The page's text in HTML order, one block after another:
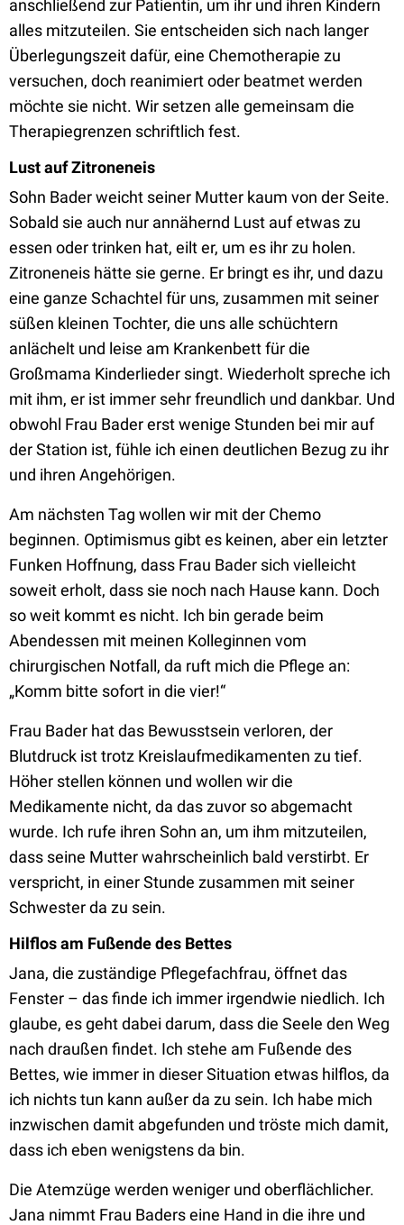
anschließend zur Patientin, um ihr und ihren Kindern
alles mitzuteilen. Sie entscheiden sich nach langer
Überlegungszeit dafür, eine Chemotherapie zu
versuchen, doch reanimiert oder beatmet werden
möchte sie nicht. Wir setzen alle gemeinsam die
Therapiegrenzen schriftlich fest.
Lust auf Zitroneneis
Sohn Bader weicht seiner Mutter kaum von der Seite.
Sobald sie auch nur annähernd Lust auf etwas zu
essen oder trinken hat, eilt er, um es ihr zu holen.
Zitroneneis hätte sie gerne. Er bringt es ihr, und dazu
eine ganze Schachtel für uns, zusammen mit seiner
süßen kleinen Tochter, die uns alle schüchtern
anlächelt und leise am Krankenbett für die
Großmama Kinderlieder singt. Wiederholt spreche ich
mit ihm, er ist immer sehr freundlich und dankbar. Und
obwohl Frau Bader erst wenige Stunden bei mir auf
der Station ist, fühle ich einen deutlichen Bezug zu ihr
und ihren Angehörigen.
Am nächsten Tag wollen wir mit der Chemo
beginnen. Optimismus gibt es keinen, aber ein letzter
Funken Hoffnung, dass Frau Bader sich vielleicht
soweit erholt, dass sie noch nach Hause kann. Doch
so weit kommt es nicht. Ich bin gerade beim
Abendessen mit meinen Kolleginnen vom
chirurgischen Notfall, da ruft mich die Pflege an:
„Komm bitte sofort in die vier!“
Frau Bader hat das Bewusstsein verloren, der
Blutdruck ist trotz Kreislaufmedikamenten zu tief.
Höher stellen können und wollen wir die
Medikamente nicht, da das zuvor so abgemacht
wurde. Ich rufe ihren Sohn an, um ihm mitzuteilen,
dass seine Mutter wahrscheinlich bald verstirbt. Er
verspricht, in einer Stunde zusammen mit seiner
Schwester da zu sein.
Hilflos am Fußende des Bettes
Jana, die zuständige Pflegefachfrau, öffnet das
Fenster – das finde ich immer irgendwie niedlich. Ich
glaube, es geht dabei darum, dass die Seele den Weg
nach draußen findet. Ich stehe am Fußende des
Bettes, wie immer in dieser Situation etwas hilflos, da
ich nichts tun kann außer da zu sein. Ich habe mich
inzwischen damit abgefunden und tröste mich damit,
dass ich eben wenigstens da bin.
Die Atemzüge werden weniger und oberflächlicher.
Jana nimmt Frau Baders eine Hand in die ihre und